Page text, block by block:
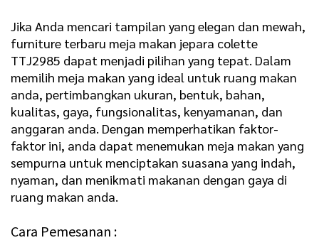
Jika Anda mencari tampilan yang elegan dan mewah,
furniture terbaru meja makan jepara colette
TTJ2985 dapat menjadi pilihan yang tepat. Dalam
memilih meja makan yang ideal untuk ruang makan
anda, pertimbangkan ukuran, bentuk, bahan,
kualitas, gaya, fungsionalitas, kenyamanan, dan
anggaran anda. Dengan memperhatikan faktor-
faktor ini, anda dapat menemukan meja makan yang
sempurna untuk menciptakan suasana yang indah,
nyaman, dan menikmati makanan dengan gaya di
ruang makan anda.
Cara Pemesanan :